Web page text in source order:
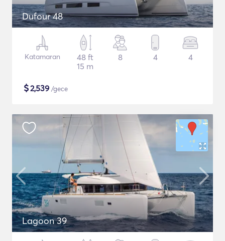
Dufour 48
Katamaran
48 ft
15 m
8 4 4
$2,539 /gece
Lagoon 39